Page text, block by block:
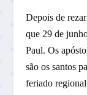
Depois de
que 29 de
Paul. Os
são os santos
feriado